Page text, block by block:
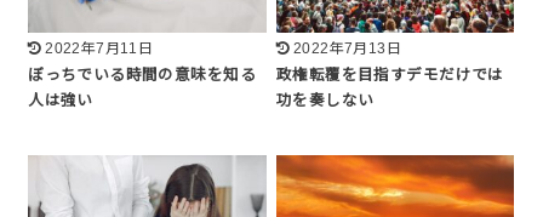
2022年7月11日
ぼっちでいる時間の意味を知る
人は強い
2022年7月13日
政権転覆を目指すデモだけでは
功を奏しない